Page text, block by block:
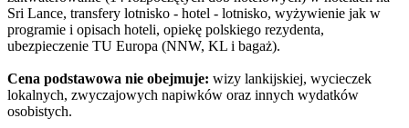
Sri Lance, transfery lotnisko - hotel - lotnisko, wyżywienie jak w
programie i opisach hoteli, opiekę polskiego rezydenta,
ubezpieczenie TU Europa (NNW, KL i bagaż).
Cena podstawowa nie obejmuje: wizy lankijskiej, wycieczek
lokalnych, zwyczajowych napiwków oraz innych wydatków
osobistych.